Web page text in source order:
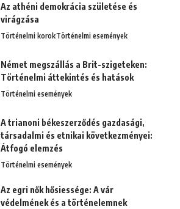
Az athéni demokrácia születése és
virágzása
Történelmi korokTörténelmi események
Német megszállás a Brit-szigeteken:
Történelmi áttekintés és hatások
Történelmi események
A trianoni békeszerződés gazdasági,
társadalmi és etnikai következményei:
Átfogó elemzés
Történelmi események
Az egri nők hősiessége: A vár
védelmének és a történelemnek